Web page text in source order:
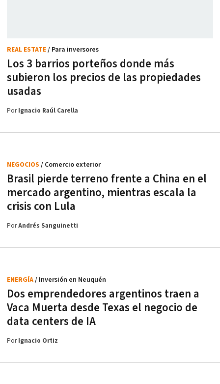
Los 3 barrios porteños donde más
subieron los precios de las propiedades
usadas
REAL ESTATE/ Para inversores
PorIgnacio Raúl Carella
Brasil pierde terreno frente a China en el
mercado argentino, mientras escala la
crisis con Lula
NEGOCIOS / Comercio exterior
PorAndrés Sanguinetti
Dos emprendedores argentinos traen a
Vaca Muerta desde Texas el negocio de
data centers de IA
ENERGÍA/ Inversión en Neuquén
PorIgnacio Ortiz